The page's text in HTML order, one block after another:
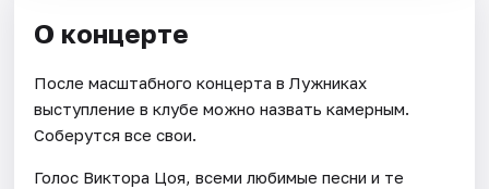
О концерте
После масштабного концерта в Лужниках
выступление в клубе можно назвать камерным.
Соберутся все свои.
Голос Виктора Цоя, всеми любимые песни и те